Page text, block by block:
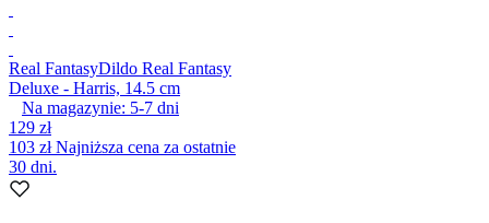
Real FantasyDildo Real Fantasy
Deluxe - Harris, 14.5 cm
Na magazynie: 5-7 dni
129 zł
103 złNajniższa cena za ostatnie
30 dni.